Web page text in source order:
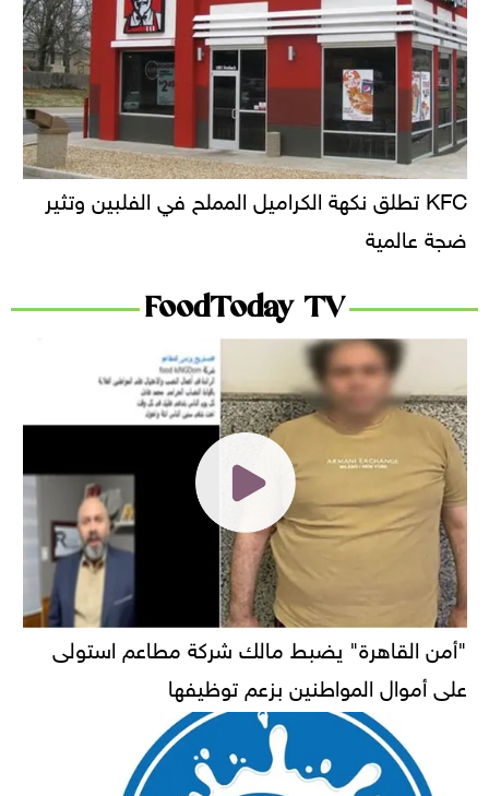
KFC تطلق نكهة الكراميل المملح في الفلبين وتثير
ضجة عالمية
FoodToday TV
"أمن القاهرة" يضبط مالك شركة مطاعم استولى
على أموال المواطنين بزعم توظيفها